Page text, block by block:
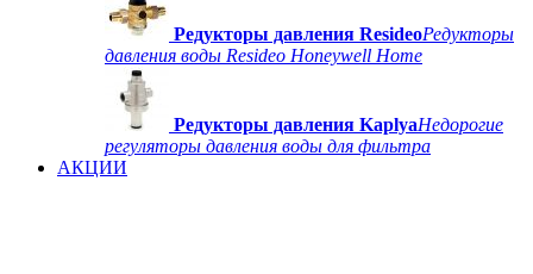
Редукторы давления ResideoРедукторы
давления воды Resideo Honeywell Home
Редукторы давления KaplyaНедорогие
регуляторы давления воды для фильтра
АКЦИИ